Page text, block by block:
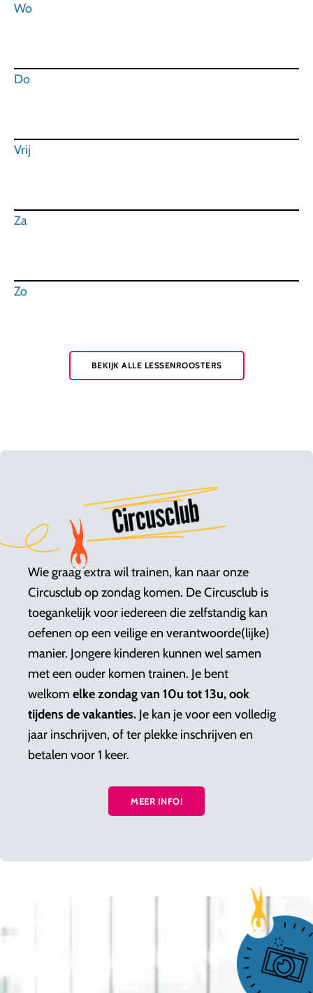
Wo
Do
Vrij
Za
Zo
BEKIJK ALLE LESSENROOSTERS
Circusclub
Wie graag extra wil trainen, kan naar onze
Circusclub op zondag komen. De Circusclub is
toegankelijk voor iedereen die zelfstandig kan
oefenen op een veilige en verantwoorde(lijke)
manier. Jongere kinderen kunnen wel samen
met een ouder komen trainen. Je bent
welkom elke zondag van 10u tot 13u, ook
tijdens de vakanties. Je kan je voor een volledig
jaar inschrijven, of ter plekke inschrijven en
betalen voor 1 keer.
MEER INFO!